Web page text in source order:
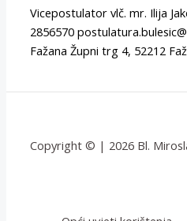
Vicepostulator vlč. mr. Ilija
2856570
Fažana Župni trg 4, 52212
Copyright © | 2026 Bl.